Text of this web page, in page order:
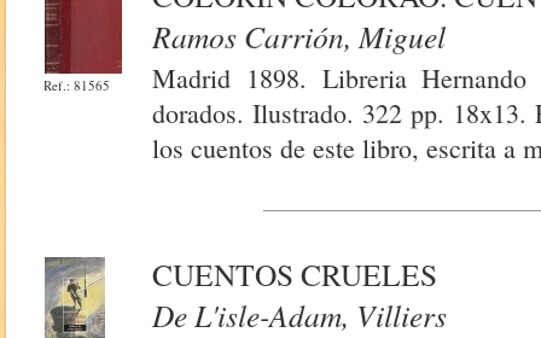
Ref.: 81565
Ramos Carrión, Miguel
Madrid 1898. Libreria
dorados. Ilustrado. 322 pp.
los cuentos de este libro, escrita a
CUENTOS CRUELES
De L'isle-Adam, Villiers